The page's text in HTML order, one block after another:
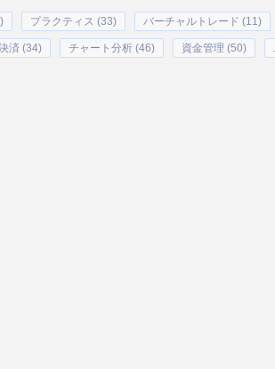
プラクティス (33) バーチャルトレード (11)
済 (34) チャート分析 (46) 資金管理 (50)